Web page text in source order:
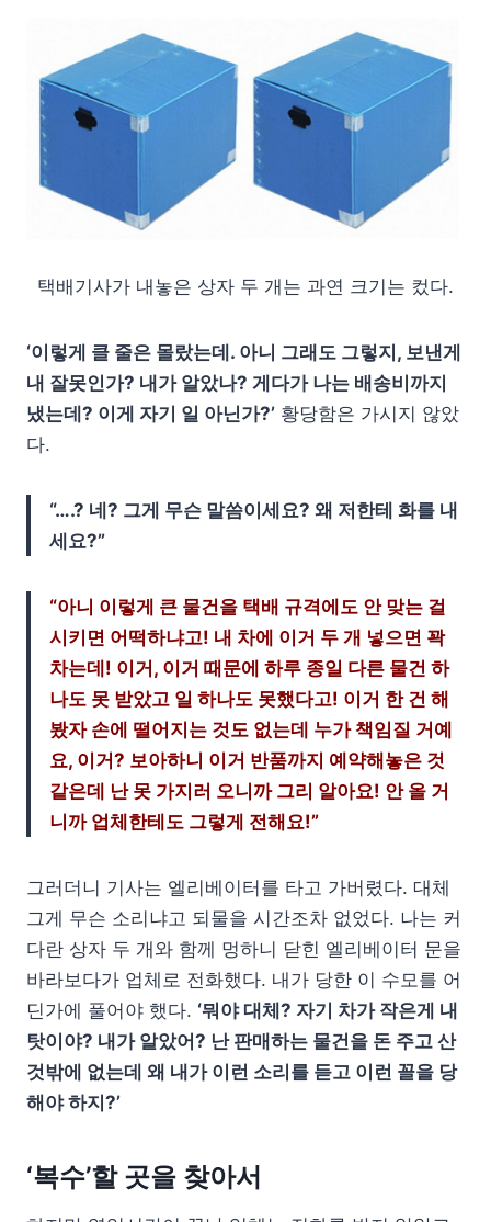
택배기사가 내놓은 상자 두 개는 과연 크기는 컸다.
‘이렇게 클 줄은 몰랐는데. 아니 그래도 그렇지, 보낸게
내 잘못인가? 내가 알았나? 게다가 나는 배송비까지
냈는데? 이게 자기 일 아닌가?’ 황당함은 가시지 않았
다.
“….? 네? 그게 무슨 말씀이세요? 왜 저한테 화를 내
세요?”
“아니 이렇게 큰 물건을 택배 규격에도 안 맞는 걸
시키면 어떡하냐고! 내 차에 이거 두 개 넣으면 꽉
차는데! 이거, 이거 때문에 하루 종일 다른 물건 하
나도 못 받았고 일 하나도 못했다고! 이거 한 건 해
봤자 손에 떨어지는 것도 없는데 누가 책임질 거예
요, 이거? 보아하니 이거 반품까지 예약해놓은 것
같은데 난 못 가지러 오니까 그리 알아요! 안 올 거
니까 업체한테도 그렇게 전해요!”
그러더니 기사는 엘리베이터를 타고 가버렸다. 대체
그게 무슨 소리냐고 되물을 시간조차 없었다. 나는 커
다란 상자 두 개와 함께 멍하니 닫힌 엘리베이터 문을
바라보다가 업체로 전화했다. 내가 당한 이 수모를 어
딘가에 풀어야 했다. ‘뭐야 대체? 자기 차가 작은게 내
탓이야? 내가 알았어? 난 판매하는 물건을 돈 주고 산
것밖에 없는데 왜 내가 이런 소리를 듣고 이런 꼴을 당
해야 하지?’
‘복수’할 곳을 찾아서